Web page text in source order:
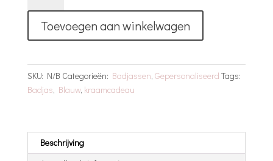
Met
Naam
|
aantal
Toevoegen aan winkelwagen
SKU: N/B Categorieën: Badjassen, Gepersonaliseerd Tags:
Badjas, Blauw, kraamcadeau
Beschrijving